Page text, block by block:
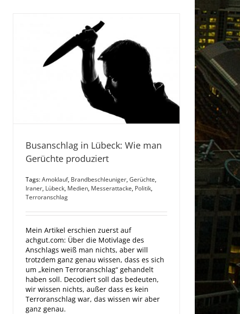
Busanschlag in Lübeck: Wie man
Gerüchte produziert
Tags:Amoklauf, Brandbeschleuniger,Gerüchte,
Iraner, Lübeck, Medien, Messerattacke, Politik,
Terroranschlag
Mein Artikel erschien zuerst auf
achgut.com: Über die Motivlage des
Anschlags weiß man nichts, aber will
trotzdem ganz genau wissen, dass es sich
um „keinen Terroranschlag“ gehandelt
haben soll. Decodiert soll das bedeuten,
wir wissen nichts, außer dass es kein
Terroranschlag war, das wissen wir aber
ganz genau.